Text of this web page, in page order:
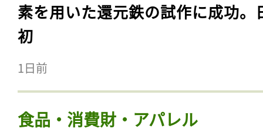
素を用いた還元鉄の試作に成功。
初
1日前
食品・消費財・アパレル